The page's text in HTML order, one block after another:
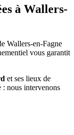
à Wallers-
Wallers-en-Fagne
vous garantit
et ses lieux de
: nous intervenons